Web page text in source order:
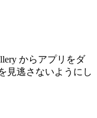
からアプリをダ
見逃さないようにし